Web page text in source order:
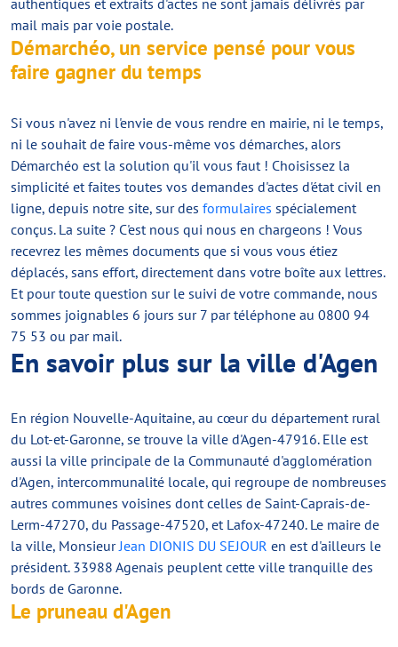
authentiques et extraits d'actes ne sont jamais délivrés par
mail mais par voie postale.
Démarchéo, un service pensé pour vous
faire gagner du temps
Si vous n'avez ni l'envie de vous rendre en mairie, ni le temps,
ni le souhait de faire vous-même vos démarches, alors
Démarchéo est la solution qu'il vous faut ! Choisissez la
simplicité et faites toutes vos demandes d'actes d'état civil en
ligne, depuis notre site, sur des formulaires spécialement
conçus. La suite ? C'est nous qui nous en chargeons ! Vous
recevrez les mêmes documents que si vous vous étiez
déplacés, sans effort, directement dans votre boîte aux lettres.
Et pour toute question sur le suivi de votre commande, nous
sommes joignables 6 jours sur 7 par téléphone au 0800 94
75 53 ou par mail.
En savoir plus sur la ville d'Agen
En région Nouvelle-Aquitaine, au cœur du département rural
du Lot-et-Garonne, se trouve la ville d'Agen-47916. Elle est
aussi la ville principale de la Communauté d'agglomération
d'Agen, intercommunalité locale, qui regroupe de nombreuses
autres communes voisines dont celles de Saint-Caprais-de-
Lerm-47270, du Passage-47520, et Lafox-47240. Le maire de
la ville, MonsieurJean DIONIS DU SEJOUR en est d'ailleurs le
président. 33988 Agenais peuplent cette ville tranquille des
bords de Garonne.
Le pruneau d'Agen